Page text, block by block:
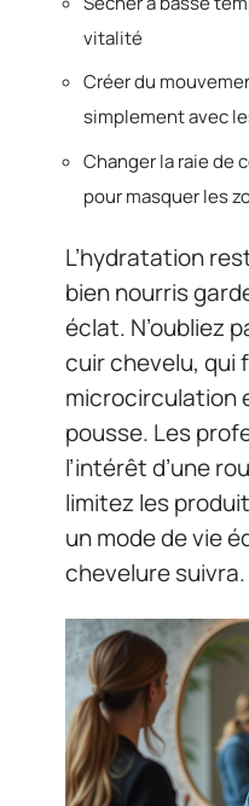
vitalité
Créer du
simplement avec
Changer la raie de
pour masquer les
L’hydratation
bien nourris
éclat. N’oubliez
cuir chevelu, qui
microcirculation
pousse. Les
l’intérêt d’une
limitez les
un mode de vie
chevelure suivra.